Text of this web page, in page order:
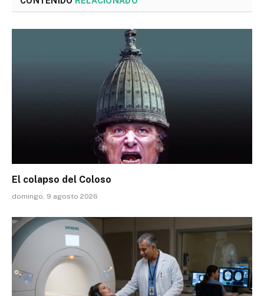
El colapso del Coloso
domingo, 9 agosto 2026